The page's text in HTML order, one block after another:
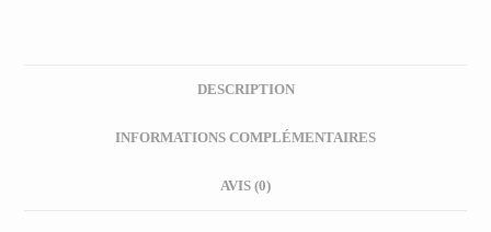
DESCRIPTION
INFORMATIONS COMPLÉMENTAIRES
AVIS (0)